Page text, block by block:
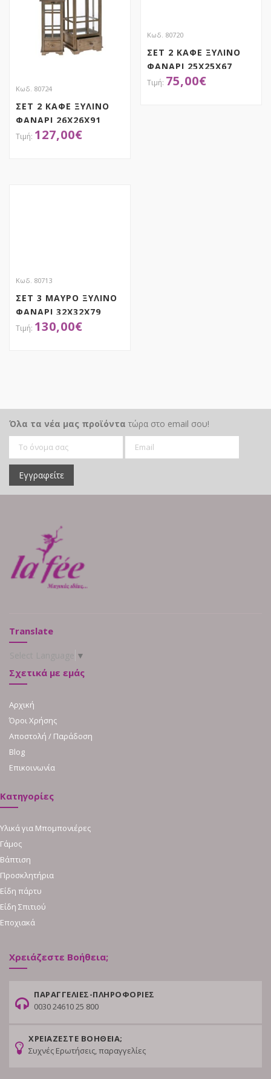
Κωδ. 80724
ΣΕΤ 2 ΚΑΦΕ ΞΥΛΙΝΟ
ΦΑΝΑΡΙ 26X26X91
19Χ19Χ60ΕΚ ΜΕ
127,00€
Κωδ. 80720
ΣΕΤ 2 ΚΑΦΕ ΞΥΛΙΝΟ
ΦΑΝΑΡΙ 25X25X67
17X17X47EK
75,00€
Κωδ. 80713
ΣΕΤ 3 ΜΑΥΡΟ ΞΥΛΙΝΟ
ΦΑΝΑΡΙ 32Χ32Χ79
24Χ24Χ61 17Χ17Χ43ΕΚ
130,00€
Όλα τα νέα μας προϊόντα τώρα στο email σου!
Εγγραφείτε
Translate
▼
Σχετικά με εμάς
Αρχική
Όροι Χρήσης
Αποστολή / Παράδοση
Blog
Επικοινωνία
Κατηγορίες
Υλικά για Μπομπονιέρες
Γάμος
Βάπτιση
Προσκλητήρια
Είδη πάρτυ
Είδη Σπιτιού
Εποχιακά
Χρειάζεστε Βοήθεια;
ΠΑΡΑΓΓΕΛΙΕΣ-ΠΛΗΡΟΦΟΡΙΕΣ
0030 24610 25 800
ΧΡΕΙΑΖΕΣΤΕ ΒΟΗΘΕΙΑ;
Συχνές Ερωτήσεις, παραγγελίες